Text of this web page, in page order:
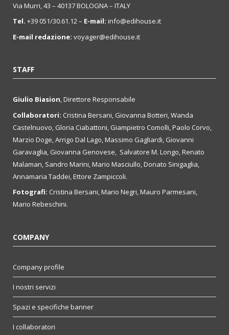
Via Murri, 43 – 40137 BOLOGNA – ITALY
Tel. +39 051/30.61.12 – E-mail: info@edihouse.it
E-mail redazione: voyager@edihouse.it
STAFF
Giulio Biasion, Direttore Responsabile
Collaboratori: Cristina Bersani, Giovanna Botteri, Wanda
Castelnuovo, Gloria Ciabattoni, Giampietro Comolli, Paolo Corvo,
Marzio Doge, Arrigo Dal Lago, Massimo Gagliardi, Giovanni
Garavaglia, Giovanna Genovese, Salvatore M. Longo, Renato
Malaman, Sandro Marini, Mario Masciullo, Donato Sinigaglia,
Annamaria Taddei, Ettore Zampiccoli.
Fotografi: Cristina Bersani, Mario Negri, Mauro Parmesani,
Mario Rebeschini.
COMPANY
Company profile
I nostri servizi
Spazi e specifiche banner
I collaboratori